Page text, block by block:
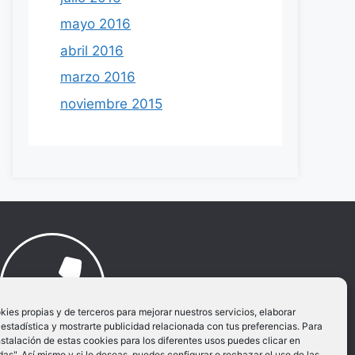
propias y de terceros para mejorar nuestros servicios, elaborar
y mostrarte publicidad relacionada con tus preferencias. Para
de estas cookies para los diferentes usos puedes clicar en
mayo 2016
abril 2016
marzo 2016
noviembre 2015